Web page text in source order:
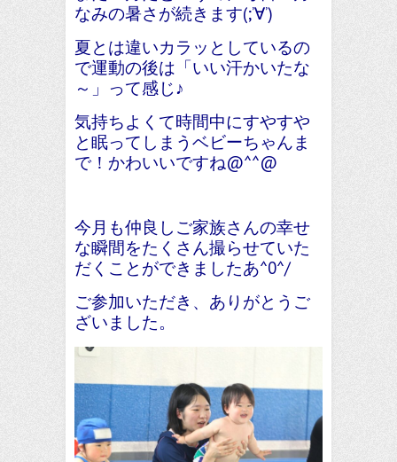
なみの暑さが続きます(;’∀’)
夏とは違いカラッとしているの
で運動の後は「いい汗かいたな
～」って感じ♪
気持ちよくて時間中にすやすや
と眠ってしまうベビーちゃんま
で！かわいいですね@^^@
今月も仲良しご家族さんの幸せ
な瞬間をたくさん撮らせていた
だくことができましたあ^0^/
ご参加いただき、ありがとうご
ざいました。